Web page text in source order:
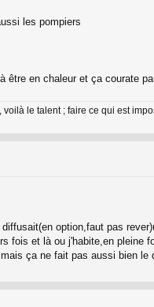
les pompiers
être en chaleur et ça courate
le talent ; faire ce qui est
option,faut pas
fois et là ou j'habite,en pleine
ça ne fait pas aussi bien le